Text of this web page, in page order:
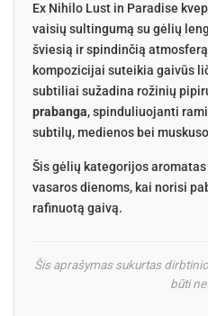
Ex Nihilo Lust in Paradise
vaisių sultingumą su gėlių
šviesią ir spindinčią
kompozicijai suteikia gaivūs
subtiliai sužadina rožinių
prabanga, spinduliuojanti
subtilų, medienos bei
Šis gėlių kategorijos
vasaros dienoms, kai norisi
rafinuotą gaivą.
Šis aprašymas sukurtas
būti